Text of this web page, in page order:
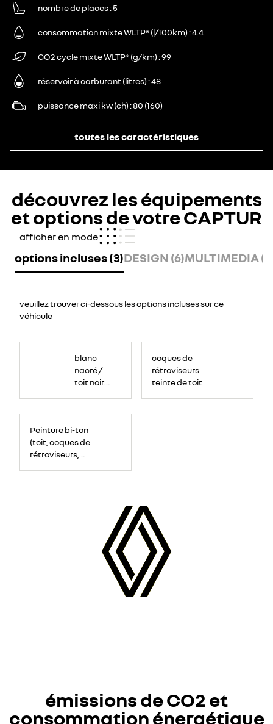
nombre de places 5
consommation mixte WLTP* (l/100km) 4.4
CO2 cycle mixte WLTP* (g/km) 99
réservoir à carburant (litres) 48
puissance maxi kw (ch) 80 (160)
toutes les caractéristiques
découvrez les équipements
et options de votre CAPTUR
afficher en mode
options incluses (3)DESIGN (6)MULTIMEDIA
veuillez trouver ci-dessous les options incluses sur ce
véhicule
blanc
nacré /
toit noir
coques de
rétroviseurs
teinte de toit
Peinture bi-ton
(toit, coques de
rétroviseurs,
émissions de CO2 et
consommation énergétique